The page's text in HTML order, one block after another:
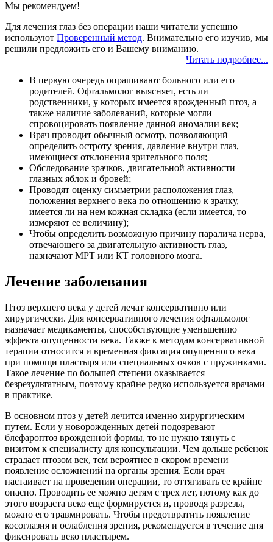
Мы рекомендуем!
Для лечения глаз без операции наши читатели успешно
используют Проверенный метод. Внимательно его изучив, мы
решили предложить его и Вашему вниманию.
Читать подробнее...
В первую очередь опрашивают больного или его
родителей. Офтальмолог выясняет, есть ли
родственники, у которых имеется врожденный птоз, а
также наличие заболеваний, которые могли
спровоцировать появление данной аномалии век;
Врач проводит обычный осмотр, позволяющий
определить остроту зрения, давление внутри глаз,
имеющиеся отклонения зрительного поля;
Обследование зрачков, двигательной активности
глазных яблок и бровей;
Проводят оценку симметрии расположения глаз,
положения верхнего века по отношению к зрачку,
имеется ли на нем кожная складка (если имеется, то
измеряют ее величину);
Чтобы определить возможную причину паралича нерва,
отвечающего за двигательную активность глаз,
назначают МРТ или КТ головного мозга.
Лечение заболевания
Птоз верхнего века у детей лечат консервативно или
хирургически. Для консервативного лечения офтальмолог
назначает медикаменты, способствующие уменьшению
эффекта опущенности века. Также к методам консервативной
терапии относится и временная фиксация опущенного века
при помощи пластыря или специальных очков с пружинками.
Такое лечение по большей степени оказывается
безрезультатным, поэтому крайне редко используется врачами
в практике.
В основном птоз у детей лечится именно хирургическим
путем. Если у новорожденных детей подозревают
блефароптоз врожденной формы, то не нужно тянуть с
визитом к специалисту для консультации. Чем дольше ребенок
страдает птозом век, тем вероятнее в скором времени
появление осложнений на органы зрения. Если врач
настаивает на проведении операции, то оттягивать ее крайне
опасно. Проводить ее можно детям с трех лет, потому как до
этого возраста веко еще формируется и, проводя разрезы,
можно его травмировать. Чтобы предотвратить появление
косоглазия и ослабления зрения, рекомендуется в течение дня
фиксировать веко пластырем.